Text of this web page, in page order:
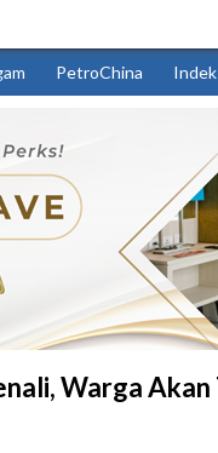
PetroChina
Warga